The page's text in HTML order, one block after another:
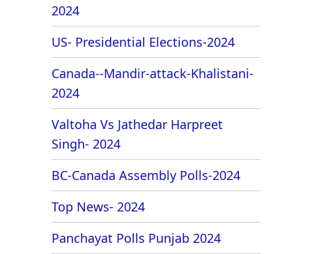
2024
US- Presidential Elections-2024
Canada--Mandir-attack-Khalistani-
2024
Valtoha Vs Jathedar Harpreet
Singh- 2024
BC-Canada Assembly Polls-2024
Top News- 2024
Panchayat Polls Punjab 2024